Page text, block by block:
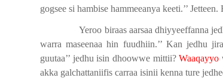
gogsee si hambise hammeeanya keeti.’’
Yeroo biraas aarsaa dhiyyeeffanna
warra maseenaa hin fuudhiin.’’ Kan jedhu
guutaa’’ jedhu isin dhoowwe mittii?Waaqayyo
akka galchattaniifis carraa isinii kenna ture